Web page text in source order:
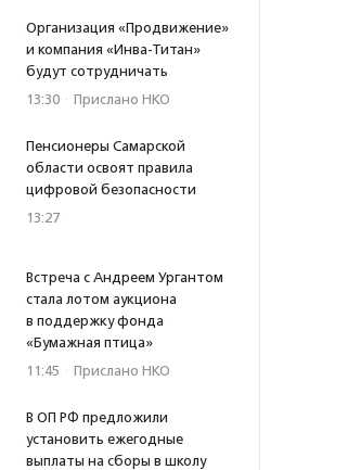
Организация «Продвижение»
и компания «Инва-Титан»
будут сотрудничать
13:30 · Прислано НКО
Пенсионеры Самарской
области освоят правила
цифровой безопасности
13:27
Встреча с Андреем Ургантом
стала лотом аукциона
в поддержку фонда
«Бумажная птица»
11:45 · Прислано НКО
В ОП РФ предложили
установить ежегодные
выплаты на сборы в школу